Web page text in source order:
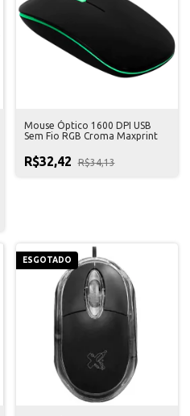
Mouse Óptico 1600 DPI USB
Sem Fio RGB Croma Maxprint
R$32,42 R$34,13
ESGOTADO